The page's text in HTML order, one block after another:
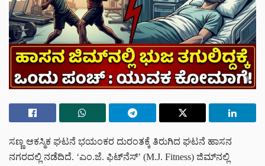
ಸಣ್ಣ ಆಕಸ್ಮಿಕ ಘಟನೆ ಭಯಂಕರ ದುರಂತಕ್ಕೆ ತಿರುಗಿದ ಘಟನೆ ಹಾಸನ
ನಗರದಲ್ಲಿ ನಡೆದಿದೆ. ‘ಎಂ.ಜೆ. ಫಿಟ್‌ನೆಸ್’ (M.J. Fitness) ಜಿಮ್‌ನಲ್ಲಿ